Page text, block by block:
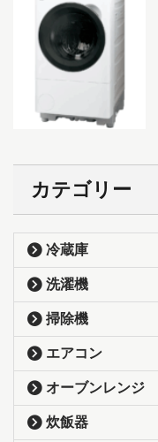
カテゴリー
冷蔵庫
洗濯機
掃除機
エアコン
オーブンレンジ
炊飯器